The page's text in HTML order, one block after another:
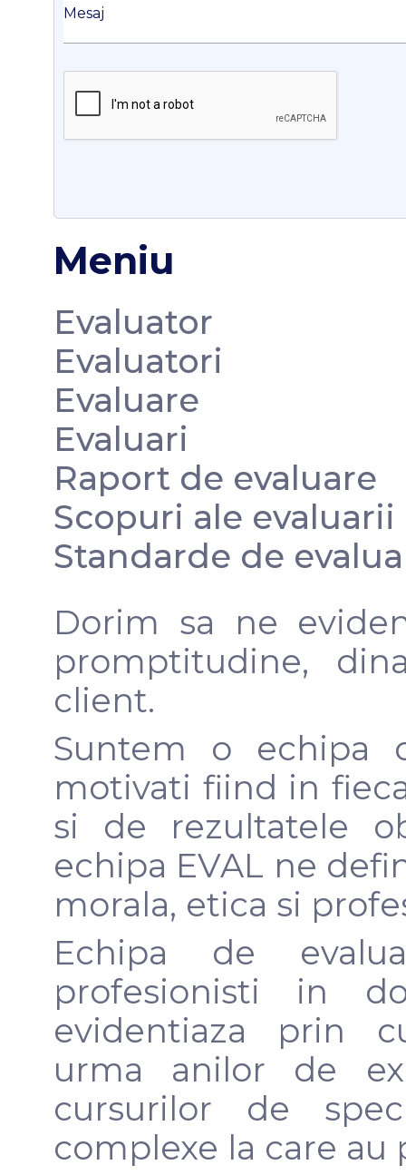
Meniu
Evaluator
Evaluatori
Evaluare
Evaluari
Raport de evaluare
Scopuri ale evaluarii
Standarde de
Dorim sa ne
promptitudine,
client.
Suntem o echipa
motivati fiind in
si de rezultatele
echipa EVAL ne
morala, etica si
Echipa de
profesionisti in
evidentiaza prin
urma anilor de
cursurilor de
complexe la care au